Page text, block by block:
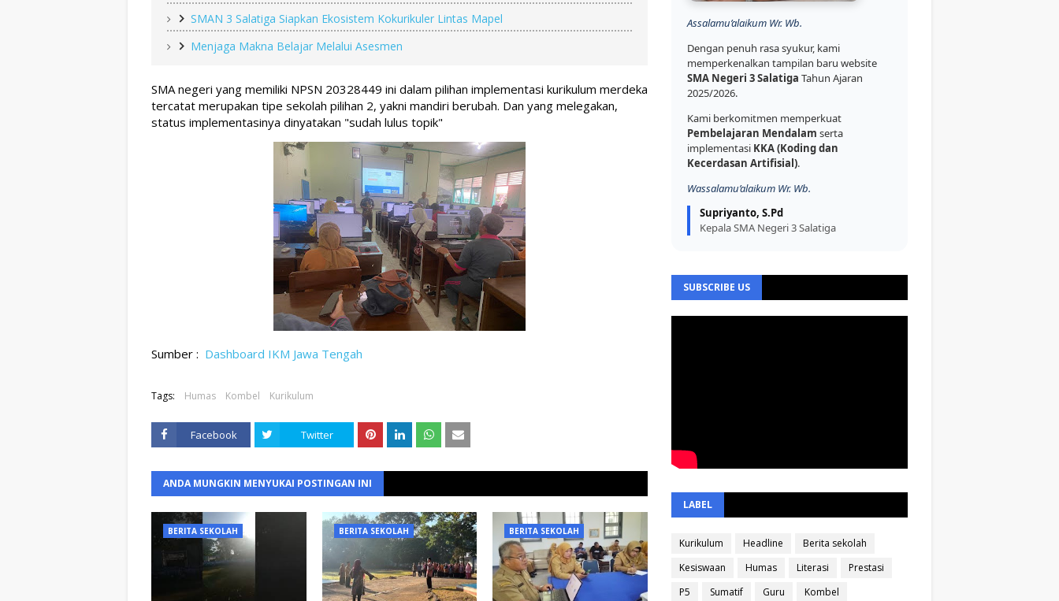
SMAN 3 Salatiga Siapkan Ekosistem Kokurikuler Lintas Mapel
Menjaga Makna Belajar Melalui Asesmen
SMA negeri yang memiliki NPSN 20328449 ini dalam pilihan implementasi kurikulum merdeka
tercatat merupakan tipe sekolah pilihan 2, yakni mandiri berubah. Dan yang melegakan,
status implementasinya dinyatakan "sudah lulus topik"
Sumber : Dashboard IKM Jawa Tengah
Tags: Humas Kombel Kurikulum
Facebook Twitter
ANDA MUNGKIN MENYUKAI POSTINGAN INI
BERITA SEKOLAH BERITA SEKOLAH BERITA SEKOLAH
Assalamu’alaikum Wr. Wb.
Dengan penuh rasa syukur, kami
memperkenalkan tampilan baru website
SMA Negeri 3 Salatiga Tahun Ajaran
2025/2026.
Kami berkomitmen memperkuat
Pembelajaran Mendalam serta
implementasi KKA (Koding dan
Kecerdasan Artifisial).
Wassalamu’alaikum Wr. Wb.
Supriyanto, S.Pd
Kepala SMA Negeri 3 Salatiga
SUBSCRIBE US
LABEL
Kurikulum Headline
Berita sekolah
Kesiswaan
Humas Literasi
Prestasi
P5
Sumatif Guru
Kombel